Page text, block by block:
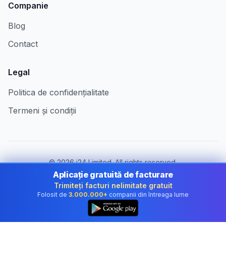
Companie
Blog
Contact
Legal
Politica de confidențialitate
Termeni și condiții
©2026i24 Limited. All rights reserved.
Pentru companii în Romania
Schimbă țara:
Romania
Aplicație gratuită de facturare
Trimiteți facturi nelimitate gratuit
Folosit de 3.000.000+ companii din întreaga lume